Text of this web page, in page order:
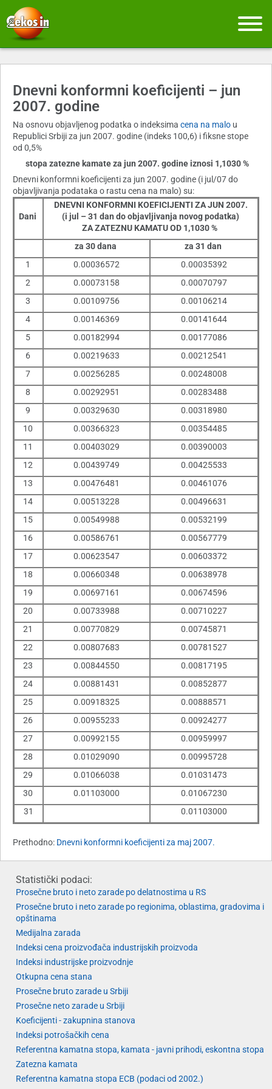
Dnevni konformni koeficijenti – jun
2007. godine
Na osnovu objavljenog podatka o indeksima cena na malo u
Republici Srbiji za jun 2007. godine (indeks 100,6) i fiksne stope
od 0,5%
stopa zatezne kamate za jun 2007. godine iznosi 1,1030 %
Dnevni konformni koeficijenti za jun 2007. godine (i jul/07 do
objavljivanja podataka o rastu cena na malo) su:
Dani
DNEVNI KONFORMNI KOEFICIJENTI ZA JUN 2007.
(i jul – 31 dan do objavljivanja novog podatka)
ZA ZATEZNU KAMATU OD 1,1030 %
za 30 dana
za 31 dan
1
0.00036572
0.00035392
2
0.00073158
0.00070797
3
0.00109756
0.00106214
4
0.00146369
0.00141644
5
0.00182994
0.00177086
6
0.00219633
0.00212541
7
0.00256285
0.00248008
8
0.00292951
0.00283488
9
0.00329630
0.00318980
10
0.00366323
0.00354485
11
0.00403029
0.00390003
12
0.00439749
0.00425533
13
0.00476481
0.00461076
14
0.00513228
0.00496631
15
0.00549988
0.00532199
16
0.00586761
0.00567779
17
0.00623547
0.00603372
18
0.00660348
0.00638978
19
0.00697161
0.00674596
20
0.00733988
0.00710227
21
0.00770829
0.00745871
22
0.00807683
0.00781527
23
0.00844550
0.00817195
24
0.00881431
0.00852877
25
0.00918325
0.00888571
26
0.00955233
0.00924277
27
0.00992155
0.00959997
28
0.01029090
0.00995728
29
0.01066038
0.01031473
30
0.01103000
0.01067230
31
0.01103000
Prethodno: Dnevni konformni koeficijenti za maj 2007.
Statistički podaci:
Prosečne bruto i neto zarade po delatnostima u RS
Prosečne bruto i neto zarade po regionima, oblastima, gradovima i
opštinama
Medijalna zarada
Indeksi cena proizvođača industrijskih proizvoda
Indeksi industrijske proizvodnje
Otkupna cena stana
Prosečne bruto zarade u Srbiji
Prosečne neto zarade u Srbiji
Koeficijenti - zakupnina stanova
Indeksi potrošačkih cena
Referentna kamatna stopa, kamata - javni prihodi, eskontna stopa
Zatezna kamata
Referentna kamatna stopa ECB (podaci od 2002.)